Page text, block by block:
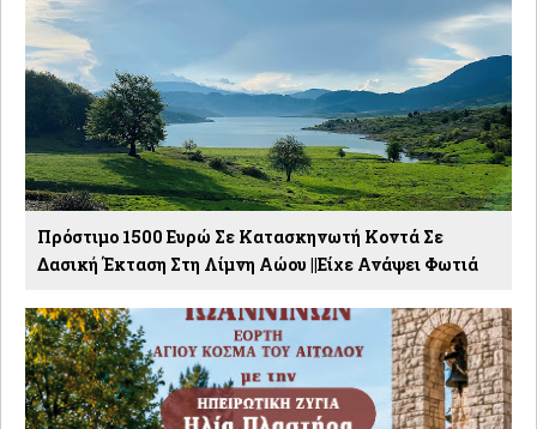
Πρόστιμο 1500 Ευρώ Σε Κατασκηνωτή Κοντά Σε
Δασική Έκταση Στη Λίμνη Αώου ||Είχε Ανάψει Φωτιά